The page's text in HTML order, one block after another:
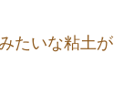
たいな粘土が